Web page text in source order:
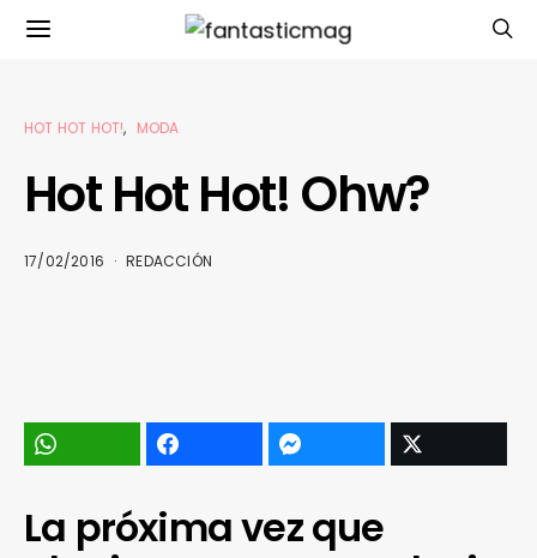
HOT HOT HOT! MODA
Hot Hot Hot! Ohw?
17/02/2016 REDACCIÓN
La próxima vez que